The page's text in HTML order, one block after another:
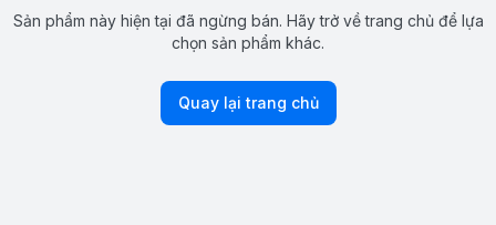
Sản phẩm này hiện tại đã ngừng bán. Hãy trở về trang chủ để lựa
chọn sản phẩm khác.
Quay lại trang chủ